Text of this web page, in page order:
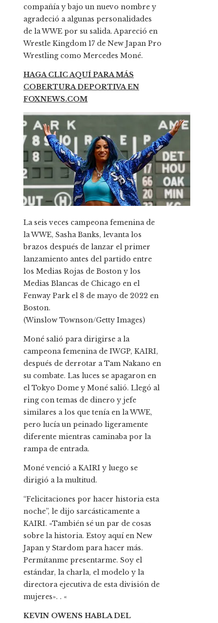
compañía y bajo un nuevo nombre y
agradeció a algunas personalidades
de la WWE por su salida. Apareció en
Wrestle Kingdom 17 de New Japan Pro
Wrestling como Mercedes Moné.
HAGA CLIC AQUÍ PARA MÁS
COBERTURA DEPORTIVA EN
FOXNEWS.COM
La seis veces campeona femenina de
la WWE, Sasha Banks, levanta los
brazos después de lanzar el primer
lanzamiento antes del partido entre
los Medias Rojas de Boston y los
Medias Blancas de Chicago en el
Fenway Park el 8 de mayo de 2022 en
Boston.
(Winslow Townson/Getty Images)
Moné salió para dirigirse a la
campeona femenina de IWGP, KAIRI,
después de derrotar a Tam Nakano en
su combate. Las luces se apagaron en
el Tokyo Dome y Moné salió. Llegó al
ring con temas de dinero y jefe
similares a los que tenía en la WWE,
pero lucía un peinado ligeramente
diferente mientras caminaba por la
rampa de entrada.
Moné venció a KAIRI y luego se
dirigió a la multitud.
“Felicitaciones por hacer historia esta
noche”, le dijo sarcásticamente a
KAIRI. «También sé un par de cosas
sobre la historia. Estoy aquí en New
Japan y Stardom para hacer más.
Permítanme presentarme. Soy el
estándar, la charla, el modelo y la
directora ejecutiva de esta división de
mujeres». . «
KEVIN OWENS HABLA DEL